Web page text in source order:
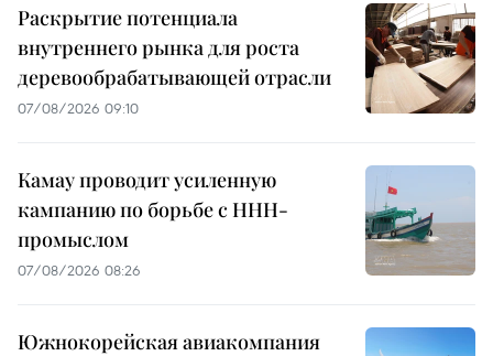
Раскрытие потенциала
внутреннего рынка для роста
деревообрабатывающей отрасли
07/08/2026 09:10
Камау проводит усиленную
кампанию по борьбе с ННН-
промыслом
07/08/2026 08:26
Южнокорейская авиакомпания